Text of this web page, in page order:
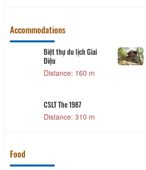
Accommodations
Biệt thự du lịch Giai
Điệu
Distance: 160 m
CSLT The 1987
Distance: 310 m
Food